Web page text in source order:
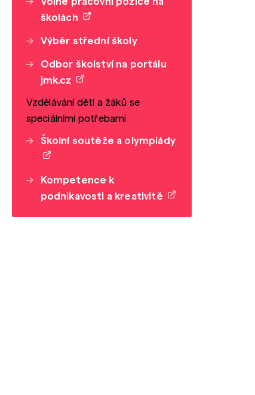
školách
Výběr střední školy
Odbor školství na portálu
jmk.cz
Vzdělávání dětí a žáků se
speciálními potřebami
Školní soutěže a olympiády
Kompetence k
podnikavosti a kreativitě